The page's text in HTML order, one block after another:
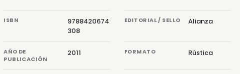
ISBN
9788420674
308
EDITORIAL / SELLO Alianza
AÑO DE
PUBLICACIÓN
2011 FORMATO Rústica